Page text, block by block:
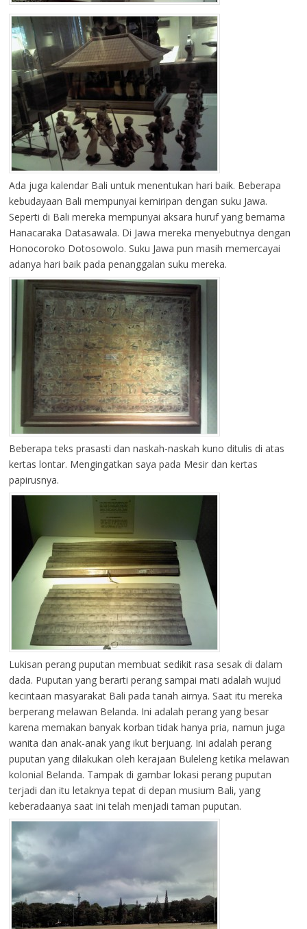
Ada juga kalendar Bali untuk menentukan hari baik. Beberapa
kebudayaan Bali mempunyai kemiripan dengan suku Jawa.
Seperti di Bali mereka mempunyai aksara huruf yang bernama
Hanacaraka Datasawala. Di Jawa mereka menyebutnya dengan
Honocoroko Dotosowolo. Suku Jawa pun masih memercayai
adanya hari baik pada penanggalan suku mereka.
Beberapa teks prasasti dan naskah-naskah kuno ditulis di atas
kertas lontar. Mengingatkan saya pada Mesir dan kertas
papirusnya.
Lukisan perang puputan membuat sedikit rasa sesak di dalam
dada. Puputan yang berarti perang sampai mati adalah wujud
kecintaan masyarakat Bali pada tanah airnya. Saat itu mereka
berperang melawan Belanda. Ini adalah perang yang besar
karena memakan banyak korban tidak hanya pria, namun juga
wanita dan anak-anak yang ikut berjuang. Ini adalah perang
puputan yang dilakukan oleh kerajaan Buleleng ketika melawan
kolonial Belanda. Tampak di gambar lokasi perang puputan
terjadi dan itu letaknya tepat di depan musium Bali, yang
keberadaanya saat ini telah menjadi taman puputan.